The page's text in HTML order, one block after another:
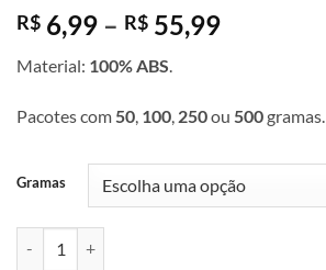
R$ 6,99 – R$ 55,99Faixa
R$ 6,99
através
R$ 55,99
Material: 100% ABS.
Pacotes com50, 100, 250ou 500gramas.
Gramas